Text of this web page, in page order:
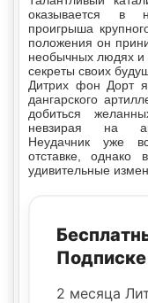
оказывается в
проигрыша
положения он
необычных людях и
секреты своих
Дитрих фон Дорт
дангарского
добиться
невзирая на
Неудачник уже
отставке, однако
удивительные
2 месяца